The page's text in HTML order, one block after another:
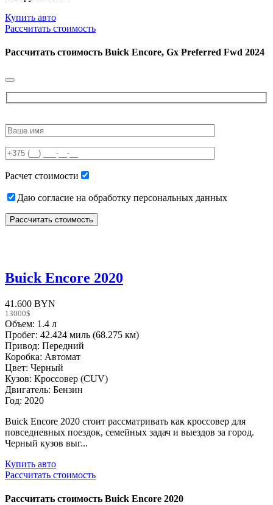
Купить авто
Рассчитать стоимость
Рассчитать стоимость Buick Encore, Gx Preferred Fwd 2024
leave
field
empty.
Расчет стоимости
Даю согласие на обработку персональных данных
Buick Encore 2020
41.600 BYN
13000$
Объем: 1.4 л
Пробег: 42.424 миль (68.275 км)
Привод: Передний
Коробка: Автомат
Цвет: Черный
Кузов: Кроссовер (CUV)
Двигатель: Бензин
Год: 2020
Buick Encore 2020 стоит рассматривать как кроссовер для
повседневных поездок, семейных задач и выездов за город.
Черный кузов выг...
Купить авто
Рассчитать стоимость
Рассчитать стоимость Buick Encore 2020